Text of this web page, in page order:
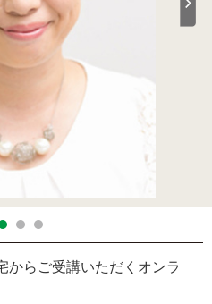
からご受講いただくオンラ